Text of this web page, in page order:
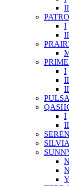
II
I
II
I
II
I
II
SILVIA